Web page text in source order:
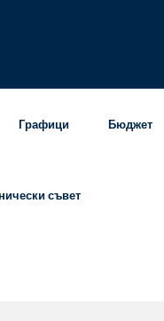
Графици Бюджет
съвет